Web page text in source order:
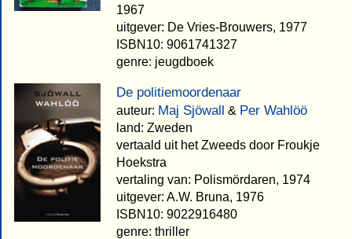
1967
uitgever: De Vries-Brouwers, 1977
ISBN10: 9061741327
genre: jeugdboek
De politiemoordenaar
auteur: Maj Sjöwall & Per Wahlöö
land: Zweden
vertaald uit het Zweeds door Froukje
Hoekstra
vertaling van: Polismördaren, 1974
uitgever: A.W. Bruna, 1976
ISBN10: 9022916480
genre: thriller